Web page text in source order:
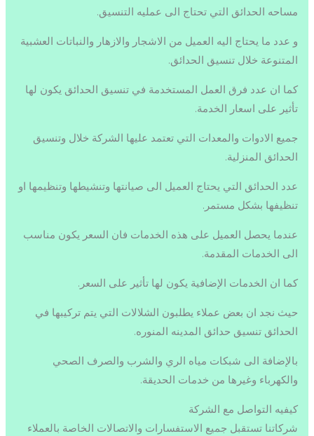
مساحه الحدائق التي تحتاج الى عمليه التنسيق.
و عدد ما يحتاج اليه العميل من الاشجار والازهار والنباتات العشبية
المتنوعة خلال تنسيق الحدائق.
كما ان عدد فرق العمل المستخدمة في تنسيق الحدائق يكون لها
تأثير على اسعار الخدمة.
جميع الادوات والمعدات التي تعتمد عليها الشركة خلال وتنسيق
الحدائق المنزلية.
عدد الحدائق التي يحتاج العميل الى صيانتها وتنشيطها وتنظيمها او
تنظيفها بشكل مستمر.
عندما يحصل العميل على هذه الخدمات فان السعر يكون مناسب
الى الخدمات المقدمة.
كما ان الخدمات الإضافية يكون لها تأثير على السعر.
حيث نجد ان بعض عملاء يطلبون الشلالات التي يتم تركيبها في
الحدائق تنسيق حدائق المدينه المنوره.
بالإضافة الى شبكات مياه الري والشرب والصرف الصحي
والكهرباء وغيرها من خدمات الحديقة.
كيفيه التواصل مع الشركة
شركاتنا تستقبل جميع الاستفسارات والاتصالات الخاصة بالعملاء